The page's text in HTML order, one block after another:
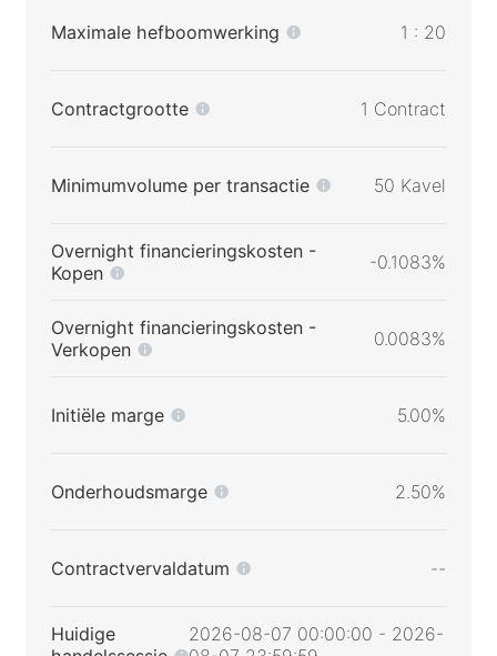
Maximale hefboomwerking 1 : 20
Contractgrootte 1 Contract
Minimumvolume per transactie 50 Kavel
Overnight financieringskosten -
Kopen
-0.1083%
Overnight financieringskosten -
Verkopen
0.0083%
Initiële marge 5.00%
Onderhoudsmarge 2.50%
Contractvervaldatum --
Huidige
2026-08-07 00:00:00 - 2026-